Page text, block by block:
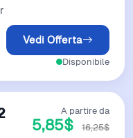
Vedi Offerta
Disponibile
A partire da
5,85$ 16,25$